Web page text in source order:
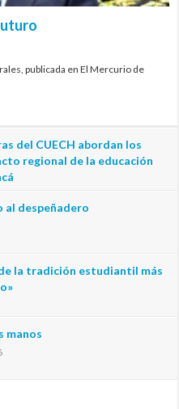
publicada en El Mercurio de
del CUECH abordan los
regional de la educación
al despeñadero
la tradición estudiantil más
manos